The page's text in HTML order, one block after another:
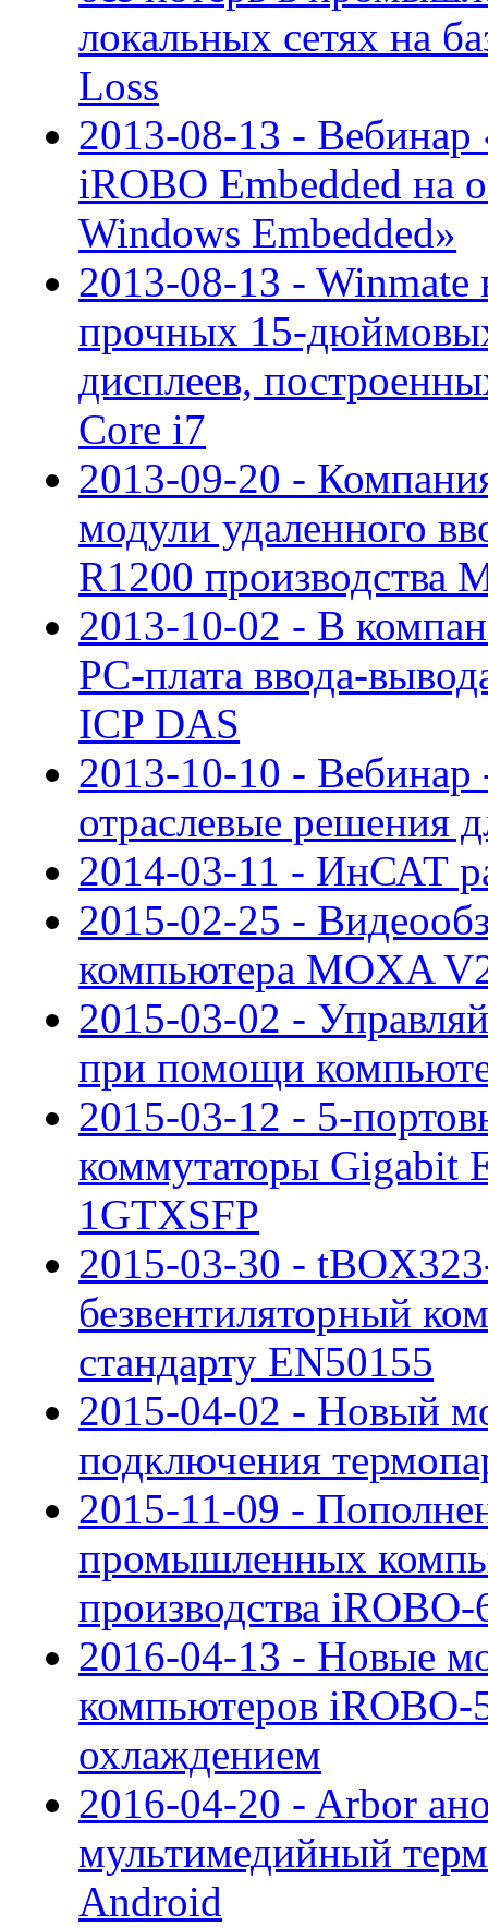
локальных сетях на
Loss
2013-08-13 -
iROBO Embedded на
Windows Embedded»
2013-08-13 -
прочных 15-
дисплеев,
Core i7
2013-09-20 -
модули удаленного
R1200 производства
2013-10-02 - В
PC-плата ввода-
ICP DAS
2013-10-10 -
отраслевые решения
2014-03-11 - ИнСАТ
2015-02-25 -
компьютера MOXA
2015-03-02 -
при помощи
2015-03-12 - 5-
коммутаторы Gigabit
1GTXSFP
2015-03-30 -
безвентиляторный
стандарту EN50155
2015-04-02 - Новый
подключения
2015-11-09 -
промышленных
производства iROBO-
2016-04-13 - Новые
компьютеров iROBO-
охлаждением
2016-04-20 - Arbor
мультимедийный
Android